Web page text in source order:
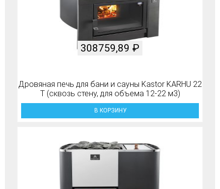
Дровяная печь для бани и сауны Kastor KARHU 22
T (сквозь стену, для объема 12-22 м3)
308759,89 ₽
В КОРЗИНУ